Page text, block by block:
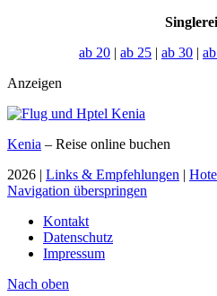
ab 20 | ab 25 | ab 30 |
Anzeigen
Kenia – Reise online buchen
2026 | Links & Empfehlungen |
Navigation überspringen
Kontakt
Datenschutz
Impressum
Nach oben